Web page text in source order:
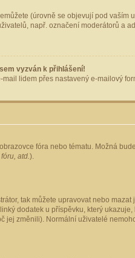
(úrovně se objevují pod
např. označení moderátorů a
vyzván k přihlášení!
lidem přes nastavený e-mailový
fóra nebo tématu. Možná
atd.).
tak můžete upravovat nebo
dodatek u příspěvku, který
jej změnili). Normální uživatelé